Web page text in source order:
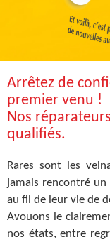
Arrêtez de
premier venu !
Nos
qualifiés.
Rares sont les
jamais rencontré
au fil de leur vie de
Avouons le
nos états, entre